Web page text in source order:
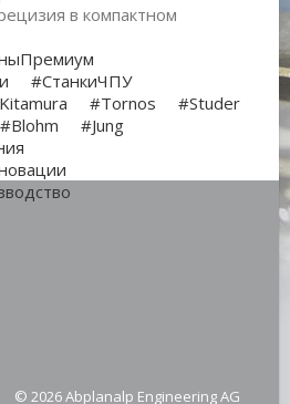
в компактном
#СтанкиЧПУ
#Tornos
#Studer
#Blohm
#Jung
© 2026 Abplanalp Engineering AG